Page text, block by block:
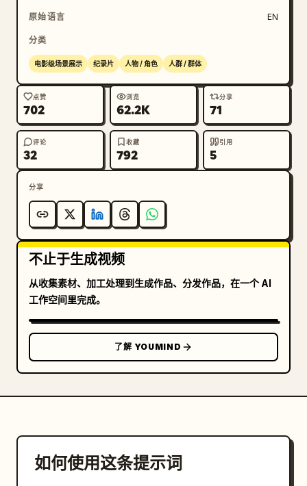
原始语言 EN
分类
电影级场景展示 纪录片 人物 / 角色 人群 / 群体
点赞
702
浏览
62.2K
分享
71
评论
32
收藏
792
引用
5
分享
不止于生成视频
从收集素材、加工处理到生成作品、分发作品，在一个 AI
工作空间里完成。
了解 YOUMIND
如何使用这条提示词